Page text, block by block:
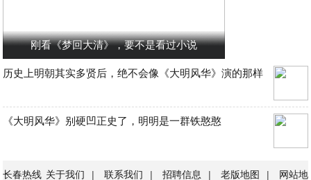
刚看《梦回大清》，要不是看过小说
历史上明朝其实多贤后，绝不会像《大明风华》演的那样
《大明风华》别硬凹正史了，明明是一群铁憨憨
长春热线 关于我们 | 联系我们 | 招聘信息 | 老版地图 | 网站地